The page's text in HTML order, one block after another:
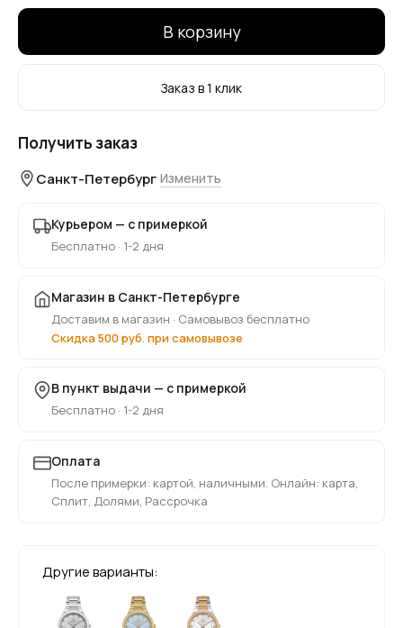
В корзину
Заказ в 1 клик
Получить заказ
Санкт-Петербург Изменить
Курьером — с примеркой
Бесплатно · 1-2 дня
Магазин в Санкт-Петербурге
Доставим в магазин · Самовывоз бесплатно
Скидка 500 руб. при самовывозе
В пункт выдачи — с примеркой
Бесплатно · 1-2 дня
Оплата
После примерки: картой, наличными. Онлайн: карта,
Сплит, Долями, Рассрочка
Другие варианты: